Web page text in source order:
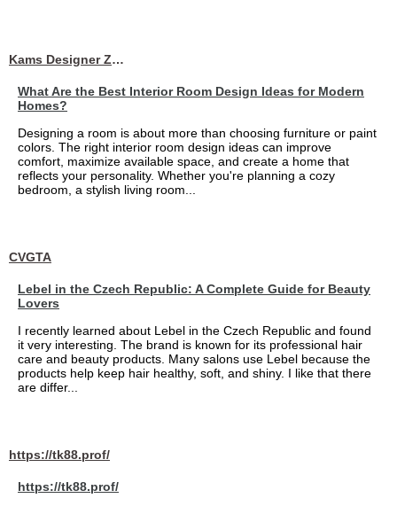
Kams Designer Zone
What Are the Best Interior Room Design Ideas for Modern
Homes?
Designing a room is about more than choosing furniture or paint
colors. The right interior room design ideas can improve
comfort, maximize available space, and create a home that
reflects your personality. Whether you're planning a cozy
bedroom, a stylish living room...
CVGTA
Lebel in the Czech Republic: A Complete Guide for Beauty
Lovers
I recently learned about Lebel in the Czech Republic and found
it very interesting. The brand is known for its professional hair
care and beauty products. Many salons use Lebel because the
products help keep hair healthy, soft, and shiny. I like that there
are differ...
https://tk88.prof/
https://tk88.prof/